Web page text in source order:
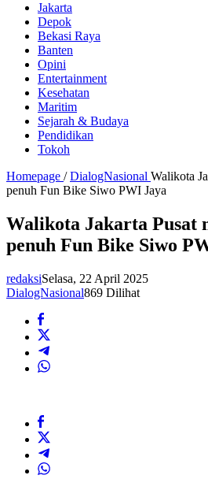
Jakarta
Depok
Bekasi Raya
Banten
Opini
Entertainment
Kesehatan
Maritim
Sejarah & Budaya
Pendidikan
Tokoh
Homepage / DialogNasional Walikota
penuh Fun Bike Siwo PWI Jaya
Walikota Jakarta Pusat
penuh Fun Bike Siwo
redaksiSelasa, 22 April 2025
DialogNasional869 Dilihat